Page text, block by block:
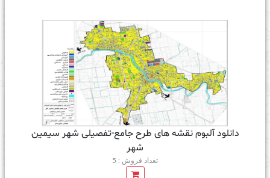
دانلود آلبوم نقشه های طرح جامع-تفصیلی شهر سیمین
شهر
تعداد فروش : 5